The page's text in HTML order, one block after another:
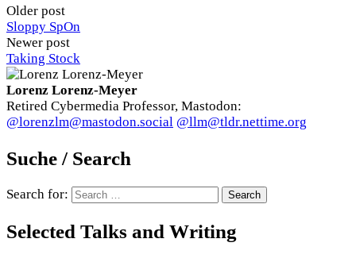
Older post
Sloppy SpOn
Newer post
Taking Stock
Lorenz Lorenz-Meyer
Retired Cybermedia Professor, Mastodon:
@lorenzlm@mastodon.social @llm@tldr.nettime.org
Suche / Search
Search for:
Selected Talks and Writing